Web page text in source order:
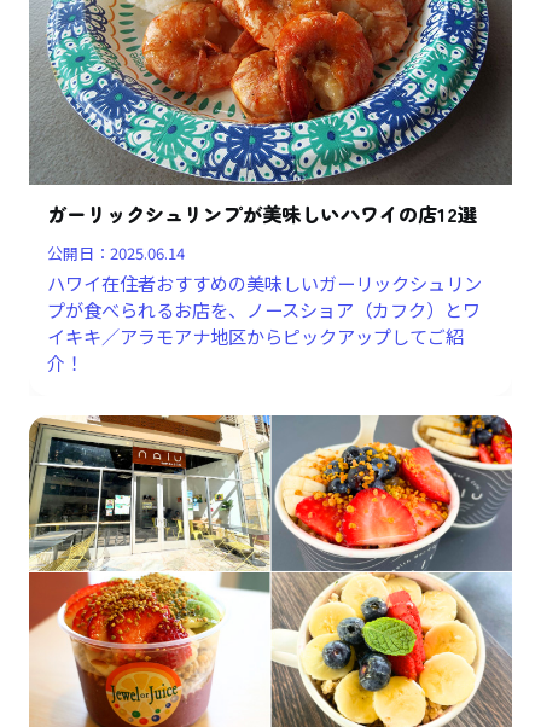
ガーリックシュリンプが美味しいハワイの店12選
公開日：2025.06.14
ハワイ在住者おすすめの美味しいガーリックシュリン
プが食べられるお店を、ノースショア（カフク）とワ
イキキ／アラモアナ地区からピックアップしてご紹
介！